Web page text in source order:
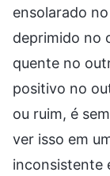
ensolarado
deprimido no
quente no
positivo no
ou ruim, é
ver isso em
inconsistente